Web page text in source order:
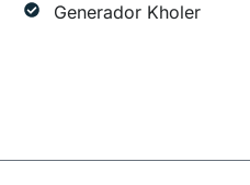
Generador Kholer